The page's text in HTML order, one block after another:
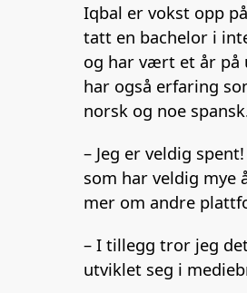
Iqbal er vokst opp
tatt en bachelor i
og har vært et år på
har også erfaring
norsk og noe
– Jeg er veldig
som har veldig mye
mer om andre
– I tillegg tror jeg
utviklet seg i